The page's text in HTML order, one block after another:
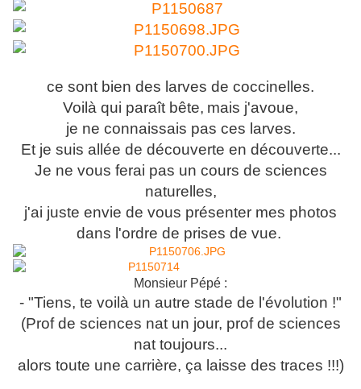
ce sont bien des larves de coccinelles.
Voilà qui paraît bête, mais j'avoue,
je ne connaissais pas ces larves.
Et je suis allée de découverte en découverte...
Je ne vous ferai pas un cours de sciences
naturelles,
j'ai juste envie de vous présenter mes photos
dans l'ordre de prises de vue.
Monsieur Pépé :
- "Tiens, te voilà un autre stade de l'évolution !"
(Prof de sciences nat un jour, prof de sciences
nat toujours...
alors toute une carrière, ça laisse des traces !!!)